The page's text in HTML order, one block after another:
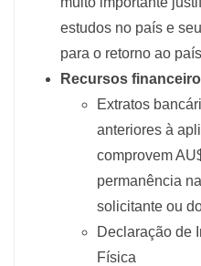
estudos no país e
para o retorno ao
Recursos
Extratos
anteriores à
comprovem
permanência
solicitante ou
Declaração de
Física